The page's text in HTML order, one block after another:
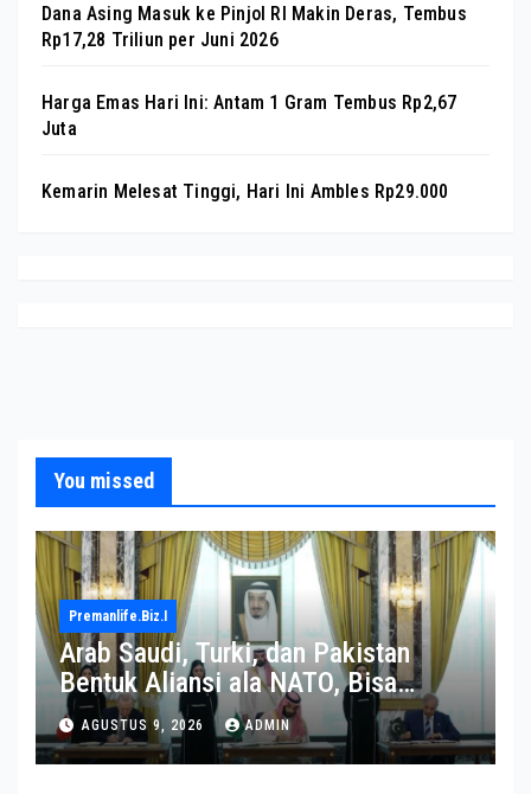
Dana Asing Masuk ke Pinjol RI Makin Deras, Tembus
Rp17,28 Triliun per Juni 2026
Harga Emas Hari Ini: Antam 1 Gram Tembus Rp2,67
Juta
Kemarin Melesat Tinggi, Hari Ini Ambles Rp29.000
You missed
Premanlife.biz.i
Arab Saudi, Turki, dan Pakistan
Bentuk Aliansi ala NATO, Bisa
Terseret dalam Perang Iran?
AGUSTUS 9, 2026 ADMIN